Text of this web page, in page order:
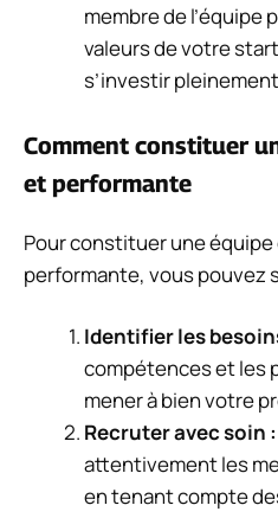
membre de l’équipe
valeurs de votre
s’investir
Comment constituer
et performante
Pour constituer une
performante, vous pouvez
Identifier les
compétences et les
mener à bien votre
Recruter avec soin :
attentivement les
en tenant compte